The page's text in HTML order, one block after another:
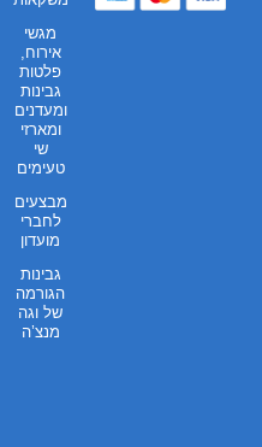
מגשי
אירוח,
פלטות
גבינות
ומעדנים
ומארזי
שי
טעימים
מבצעים
לחברי
מועדון
גבינות
הגורמה
של וגה
מנצ’ה